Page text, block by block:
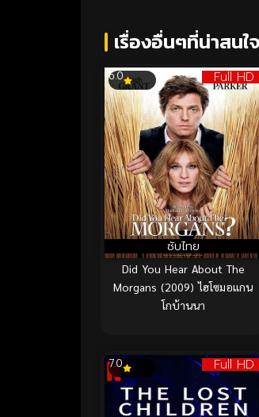
เรื่องอื่นๆที่น่าสนใจ
Full HD
ซับไทย
6.0
Did You Hear About The
Morgans (2009) ไฮโซมอแกน
โกบ้านนา
Full HD
7.0